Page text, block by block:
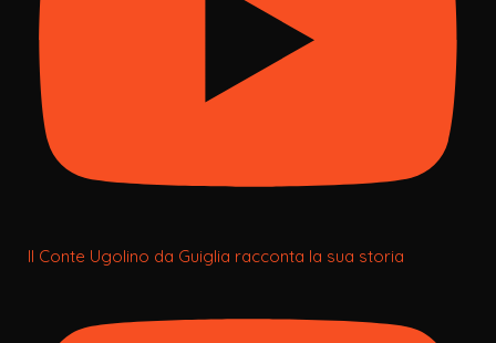
Il Conte Ugolino da Guiglia racconta la sua storia